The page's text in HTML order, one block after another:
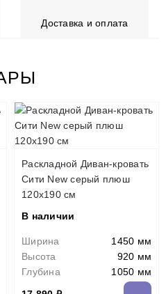
Доставка и оплата
Раскладной Диван-кровать
Сити New серый плюш
120х190 см
В наличии
Ширина
1450 мм
Высота
920 мм
Глубина
1050 мм